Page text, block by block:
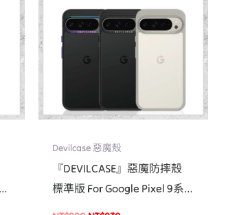
Devilcase 惡魔殼
『DEVILCASE』惡魔防摔殼
標準版 For Google Pixel 9系